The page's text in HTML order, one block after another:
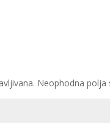
Neophodna